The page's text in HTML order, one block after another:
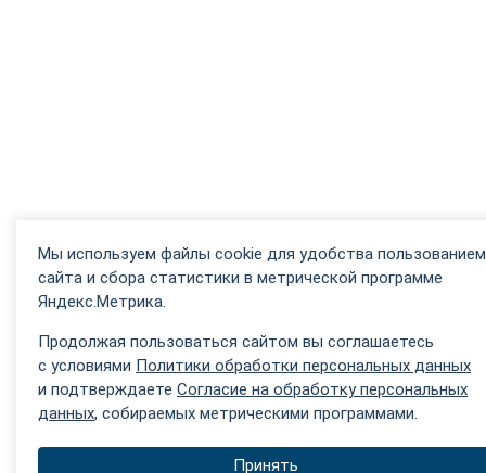
Мы используем файлы cookie для удобства пользованием
сайта и сбора статистики в метрической программе
Яндекс.Метрика.
Продолжая пользоваться сайтом вы соглашаетесь
с условиями Политики обработки персональных данных
и подтверждаете Согласие на обработку персональных
данных, собираемых метрическими программами.
Принять